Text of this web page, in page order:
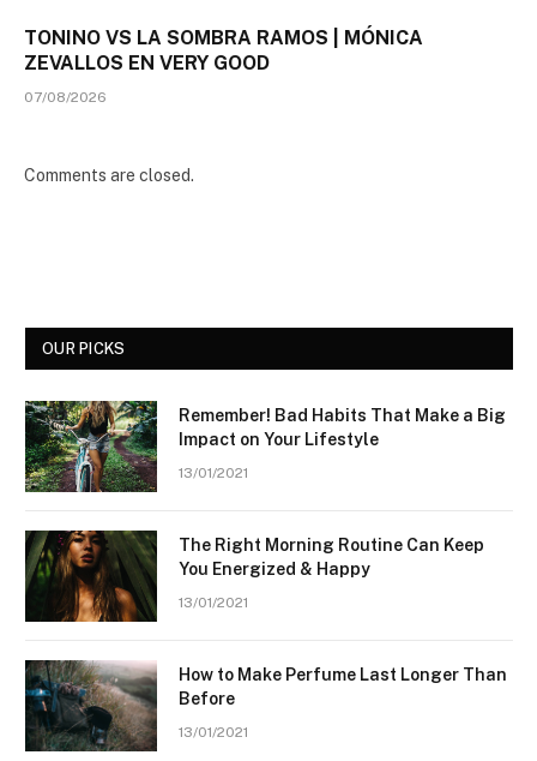
TONINO VS LA SOMBRA RAMOS | MÓNICA
ZEVALLOS EN VERY GOOD
07/08/2026
Comments are closed.
OUR PICKS
Remember! Bad Habits That Make a Big
Impact on Your Lifestyle
13/01/2021
The Right Morning Routine Can Keep
You Energized & Happy
13/01/2021
How to Make Perfume Last Longer Than
Before
13/01/2021